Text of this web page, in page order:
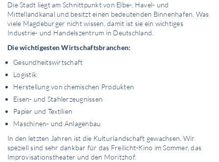
Die Stadt liegt am Schnittpunkt von Elbe-, Havel- und
Mittellandkanal und besitzt einen bedeutenden Binnenhafen. Was
viele Magdeburger nicht wissen, damit ist sie ein wichtiges
Industrie- und Handelszentrum in Deutschland.
Die wichtigesten Wirtschaftsbranchen:
Gesundheitswirtschaft
Logistik
Herstellung von chemischen Produkten
Eisen- und Stahlerzeugnissen
Papier und Textilien
Maschinen- und Anlagenbau
In den letzten Jahren ist die Kulturlandschaft gewachsen. Wir
speziell sind sehr dankbar für das Freilicht-Kino im Sommer, das
Improvisationstheater und den Moritzhof.